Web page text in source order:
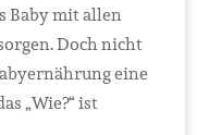
Baby mit allen
Doch nicht
eine
„Wie?“ ist